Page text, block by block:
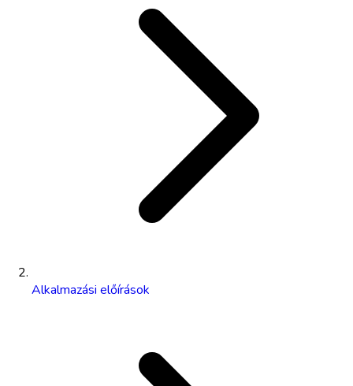
Alkalmazási előírások